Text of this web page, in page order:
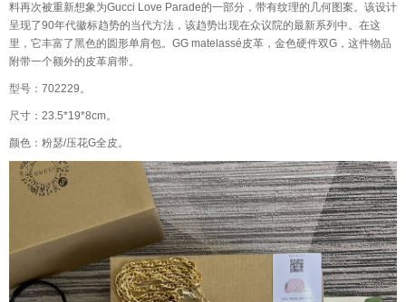
料再次被重新想象为Gucci Love Parade的一部分，带有纹理的几何图案。该设计
呈现了90年代徽标趋势的当代方法，该趋势出现在众议院的最新系列中。在这
里，它丰富了黑色的圆形单肩包。GG matelassé皮革，金色硬件双G，这件物品
附带一个额外的皮革肩带。
型号：702229。
尺寸：23.5*19*8cm。
颜色：粉瑟/压花G全皮。